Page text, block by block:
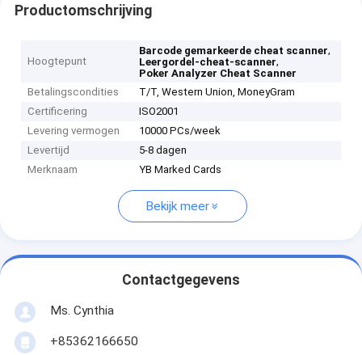
Productomschrijving
Hoogtepunt
Barcode gemarkeerde cheat scanner,
Leergordel-cheat-scanner,
Poker Analyzer Cheat Scanner
Betalingscondities
T/T, Western Union, MoneyGram
Certificering
ISO2001
Levering vermogen
10000 PCs/week
Levertijd
5-8 dagen
Merknaam
YB Marked Cards
Bekijk meer
Contactgegevens
Ms. Cynthia
‪+85362166650‬